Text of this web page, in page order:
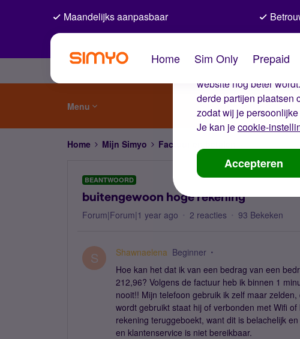
De
Wij gebruiken cookies
website nog beter
derde partijen plaatsen
zodat wij je
Je kan jecookie-
Accepteren
Maandelijks aanpasbaar
Home Sim Only Prepaid
Menu
Home Mijn Simyo Factuur en betalen
BEANTWOORD
buitengewoon hoge rekening
Forum|Forum|1 year ago 2 reacties 93 Bekeken
S Shawnaelena Beginner
Hoe kan het dat ik van een bedrag van een
212,96? Volgens de factuur heb ik binnen 1
nooit!! Mijn telefoon gebruik ik zelf maar
wordt gebruikt staat hij of verbonden met Wifi
rekening teruggeboekt, want dit is belachelijk
en klantenservice is niet bereikbaar.